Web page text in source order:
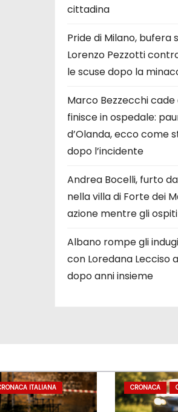
cittadina
Pride di Milano, bufera
Lorenzo Pezzotti
le scuse dopo la
Marco Bezzecchi cade
finisce in ospedale:
d’Olanda, ecco come
dopo l’incidente
Andrea Bocelli, furto
nella villa di Forte dei
azione mentre gli
Albano rompe gli
con Loredana Lecciso
dopo anni insieme
ITALIANA CRONACA